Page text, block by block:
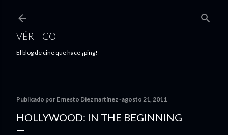
VÉRTIGO
El blog de cine que hace ¡ping!
Publicado por Ernesto Diezmartínez agosto 21, 2011
HOLLYWOOD: IN THE BEGINNING